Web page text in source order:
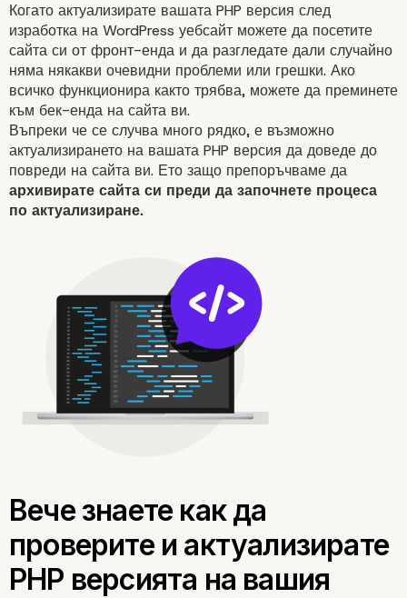
Актуализиране на вашата
версия в cPanel
Когато актуализирате вашата PHP версия след
изработка на WordPress уебсайт можете да посетите
сайта си от фронт-енда и да разгледате дали случайно
няма някакви очевидни проблеми или грешки. Ако
всичко функционира както трябва, можете да преминете
към бек-енда на сайта ви.
Въпреки че се случва много рядко, е възможно
актуализирането на вашата PHP версия да доведе до
повреди на сайта ви. Ето защо препоръчваме да
архивирате сайта си преди да започнете процеса
по актуализиране.